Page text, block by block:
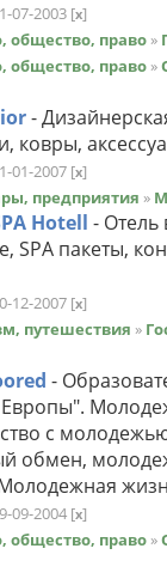
07-2003 [x]
общество, право »
общество, право »
-
ковры,
01-2007 [x]
предприятия »
Hotell - Отель
SPA пакеты,
12-2007 [x]
путешествия »
-
с
обмен,
09-2004 [x]
общество, право »